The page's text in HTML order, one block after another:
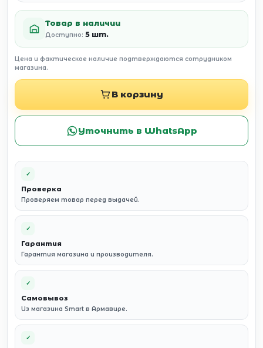
Товар в наличии
Доступно: 5 шт.
Цена и фактическое наличие подтверждаются сотрудником
магазина.
В корзину
Уточнить в WhatsApp
✓
Проверка
Проверяем товар перед выдачей.
✓
Гарантия
Гарантия магазина и производителя.
✓
Самовывоз
Из магазина Smart в Армавире.
✓